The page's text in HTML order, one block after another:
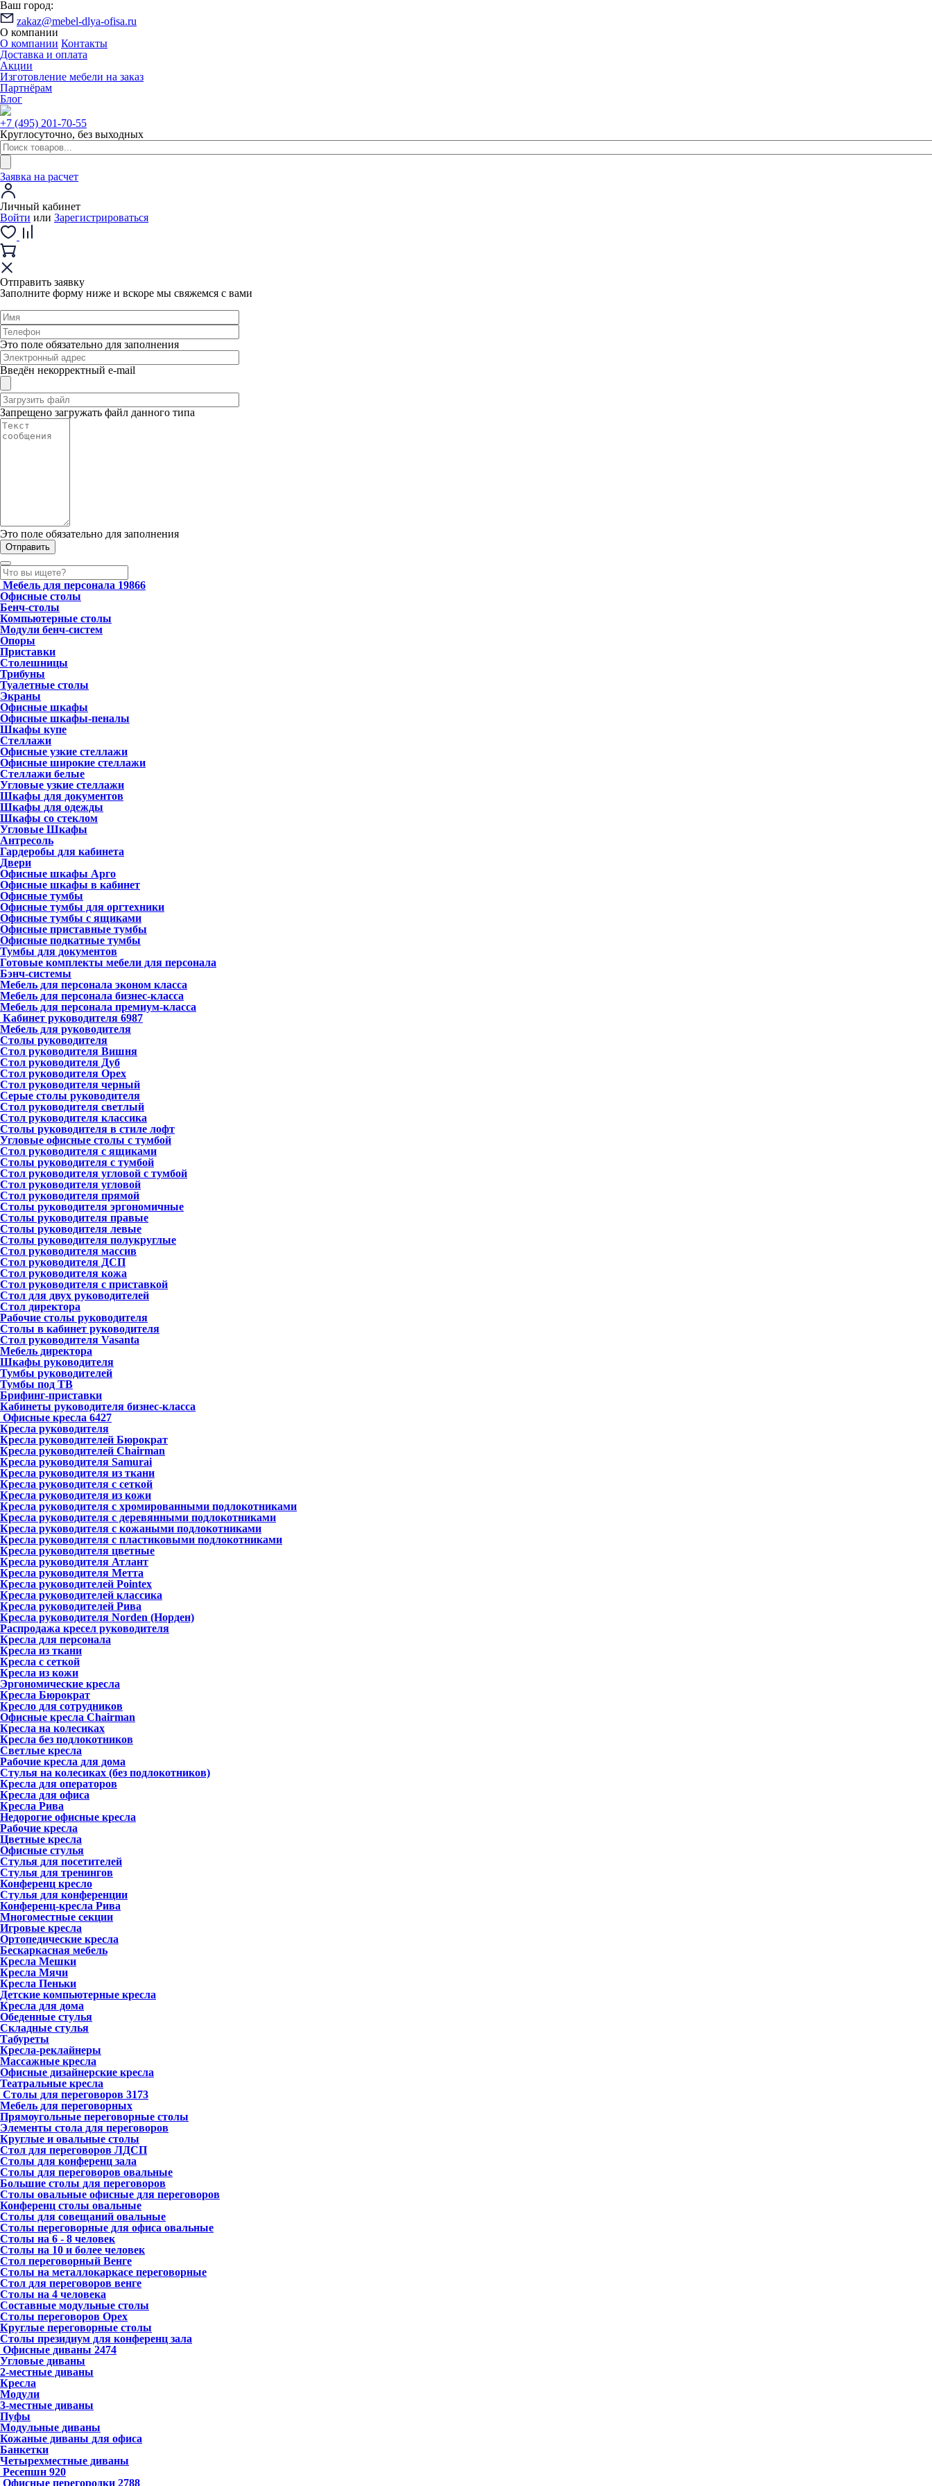
Ваш город:
zakaz@mebel-dlya-ofisa.ru
О компании
О компании Контакты
Доставка и оплата
Акции
Изготовление мебели на заказ
Партнёрам
Блог
+7 (495) 201-70-55
Круглосуточно, без выходных
Заявка на расчет
Личный кабинет
Войти или Зарегистрироваться
Отправить заявку
Заполните форму ниже и вскоре мы свяжемся с вами
Это поле обязательно для заполнения
Введён некорректный e-mail
Запрещено загружать файл данного типа
Это поле обязательно для заполнения
Мебель для персонала 19866
Офисные столы
Бенч-столы
Компьютерные столы
Модули бенч-систем
Опоры
Приставки
Столешницы
Трибуны
Туалетные столы
Экраны
Офисные шкафы
Офисные шкафы-пеналы
Шкафы купе
Стеллажи
Офисные узкие стеллажи
Офисные широкие стеллажи
Стеллажи белые
Угловые узкие стеллажи
Шкафы для документов
Шкафы для одежды
Шкафы со стеклом
Угловые Шкафы
Антресоль
Гардеробы для кабинета
Двери
Офисные шкафы Арго
Офисные шкафы в кабинет
Офисные тумбы
Офисные тумбы для оргтехники
Офисные тумбы с ящиками
Офисные приставные тумбы
Офисные подкатные тумбы
Тумбы для документов
Готовые комплекты мебели для персонала
Бэнч-системы
Мебель для персонала эконом класса
Мебель для персонала бизнес-класса
Мебель для персонала премиум-класса
Кабинет руководителя 6987
Мебель для руководителя
Столы руководителя
Стол руководителя Вишня
Стол руководителя Дуб
Стол руководителя Орех
Стол руководителя черный
Серые столы руководителя
Стол руководителя светлый
Стол руководителя классика
Столы руководителя в стиле лофт
Угловые офисные столы с тумбой
Стол руководителя с ящиками
Столы руководителя с тумбой
Стол руководителя угловой с тумбой
Стол руководителя угловой
Стол руководителя прямой
Столы руководителя эргономичные
Столы руководителя правые
Столы руководителя левые
Столы руководителя полукруглые
Стол руководителя массив
Стол руководителя ДСП
Стол руководителя кожа
Стол руководителя с приставкой
Стол для двух руководителей
Стол директора
Рабочие столы руководителя
Столы в кабинет руководителя
Стол руководителя Vasanta
Мебель директора
Шкафы руководителя
Тумбы руководителей
Тумбы под ТВ
Брифинг-приставки
Кабинеты руководителя бизнес-класса
Офисные кресла 6427
Кресла руководителя
Кресла руководителей Бюрократ
Кресла руководителей Chairman
Кресла руководителя Samurai
Кресла руководителя из ткани
Кресла руководителя с сеткой
Кресла руководителя из кожи
Кресла руководителя с хромированными подлокотниками
Кресла руководителя с деревянными подлокотниками
Кресла руководителя с кожаными подлокотниками
Кресла руководителя с пластиковыми подлокотниками
Кресла руководителя цветные
Кресла руководителя Атлант
Кресла рyководителя Метта
Кресла руководителей Pointex
Кресла руководителей классика
Кресла руководителей Рива
Кресла руководителя Norden (Норден)
Распродажа кресел руководителя
Кресла для персонала
Кресла из ткани
Кресла с сеткой
Кресла из кожи
Эргономические кресла
Кресла Бюрократ
Кресло для сотрудников
Офисные кресла Chairman
Кресла на колесиках
Кресла без подлокотников
Светлые кресла
Рабочие кресла для дома
Стулья на колесиках (без подлокотников)
Кресла для операторов
Кресла для офиса
Кресла Рива
Недорогие офисные кресла
Рабочие кресла
Цветные кресла
Офисные стулья
Стулья для посетителей
Стулья для тренингов
Конференц кресло
Стулья для конференции
Конференц-кресла Рива
Многоместные секции
Игровые кресла
Ортопедические кресла
Бескаркасная мебель
Кресла Мешки
Кресла Мячи
Кресла Пеньки
Детские компьютерные кресла
Кресла для дома
Обеденные стулья
Складные стулья
Табуреты
Кресла-реклайнеры
Массажные кресла
Офисные дизайнерские кресла
Театральные кресла
Столы для переговоров 3173
Мебель для переговорных
Прямоугольные переговорные столы
Элементы стола для переговоров
Круглые и овальные столы
Стол для переговоров ЛДСП
Столы для конференц зала
Столы для переговоров овальные
Большие столы для переговоров
Столы овальные офисные для переговоров
Конференц столы овальные
Столы для совещаний овальные
Столы переговорные для офиса овальные
Столы на 6 - 8 человек
Столы на 10 и более человек
Стол переговорный Венге
Столы на металлокаркасе переговорные
Стол для переговоров венге
Столы на 4 человека
Составные модульные столы
Столы переговоров Орех
Круглые переговорные столы
Столы президиум для конференц зала
Офисные диваны 2474
Угловые диваны
2-местные диваны
Кресла
Модули
3-местные диваны
Пуфы
Модульные диваны
Кожаные диваны для офиса
Банкетки
Четырехместные диваны
Ресепшн 920
Офисные перегородки 2788